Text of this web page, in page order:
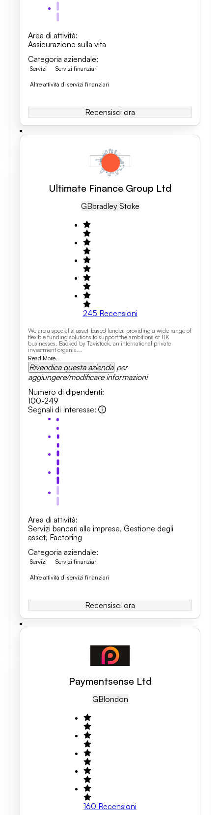
Area di attività:
Assicurazione sulla vita
Categoria aziendale:
Servizi Servizi finanziari
Altre attività di servizi finanziari
Recensisci ora
Ultimate Finance Group Ltd
GBBradley Stoke
245 Recensioni
We are a specialist asset-based lender, providing a wide range of
flexible funding solutions to support the ambitions of UK
businesses. Backed by Tavistock, an international private
investment organis...
Read More...
Rivendica questa azienda per
aggiungere/modificare informazioni
Numero di dipendenti:
100-249
Segnali di Interesse:
Area di attività:
Servizi bancari alle imprese, Gestione degli
asset, Factoring
Categoria aziendale:
Servizi Servizi finanziari
Altre attività di servizi finanziari
Recensisci ora
Paymentsense Ltd
GBLondon
160 Recensioni